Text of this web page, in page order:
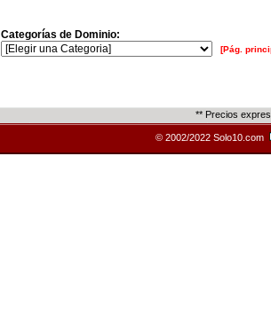
Categorías de Dominio:
[Pág.
** Precios
© 2002/2022 Solo10.com